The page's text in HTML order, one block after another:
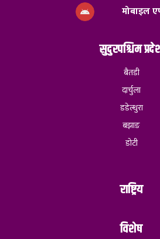
मोबाइल
सुदुरपश्चिम
बैतडी
दार्चुला
डडेल्धुरा
बझाङ
डोटी
राष्ट्रिय
विशेष